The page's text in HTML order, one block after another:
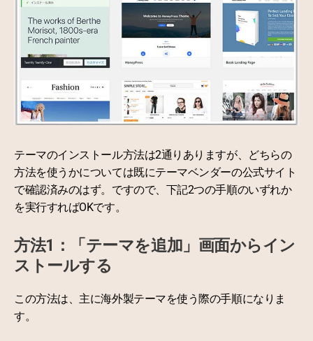
テーマのインストール方法は2通りありますが、どちらの
方法を使うかについては既にテーマベンダーの公式サイト
で確認済みのはず。ですので、下記2つの手順のいずれか
を実行すればOKです。
方法1：「テーマを追加」画面からイン
ストールする
この方法は、主に海外製テーマを使う際の手順になりま
す。